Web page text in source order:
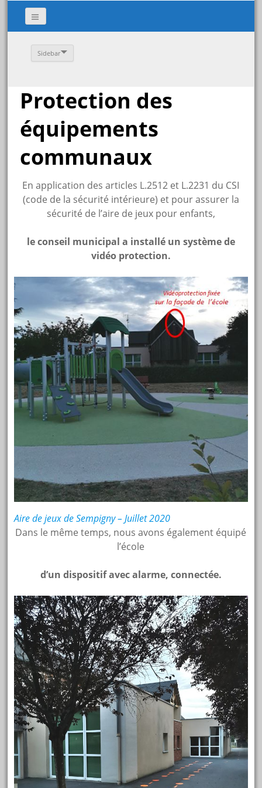
Sidebar
Protection des
équipements
communaux
En application des articles L.251­2 et L.223­1 du CSI
(code de la sécurité intérieure) et pour assurer la
sécurité de l’aire de jeux pour enfants,
le conseil municipal a installé un système de
vidéo protection.
Aire de jeux de Sempigny – Juillet 2020
Dans le même temps, nous avons également équipé
l’école
d’un dispositif avec alarme, connectée.